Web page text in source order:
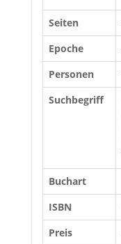
Seiten
Epoche
Personen
Suchbegriff
Buchart
ISBN
Preis